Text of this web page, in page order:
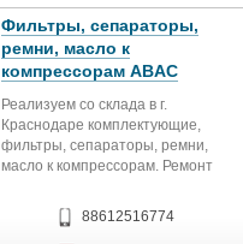
Фильтры, сепараторы,
ремни, масло к
компрессорам ABAC
Реализуем со склада в г.
Краснодаре комплектующие,
фильтры, сепараторы, ремни,
масло к компрессорам. Ремонт
обслуживание...
88612516774